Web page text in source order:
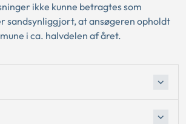
ikke kunne betragtes som
sandsynliggjort, at ansøgeren opholdt
i ca. halvdelen af året.